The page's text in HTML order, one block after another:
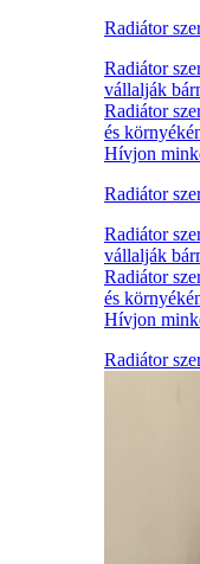
Radiátor
Radiátor
vállalják
Radiátor
és
Hívjon
Radiátor
Radiátor
vállalják
Radiátor
és
Hívjon
Radiátor